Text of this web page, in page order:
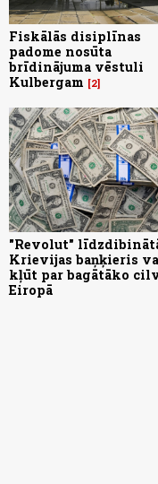
Fiskālās disiplīnas
padome nosūta
brīdinājuma vēstuli
Kulbergam
2
"Revolut"
Krievijas baņķieris
kļūt par bagātāko
Eiropā